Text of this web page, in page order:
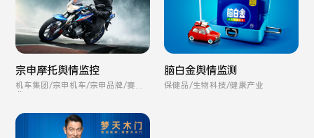
宗申摩托舆情监控
机车集团/宗申机车/宗申品牌/赛科
脑白金舆情监测
保健品/生物科技/健康产业